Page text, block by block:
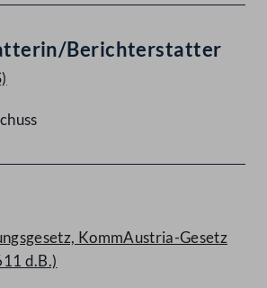
Berichterstatter
KommAustria-Gesetz
d.B.)